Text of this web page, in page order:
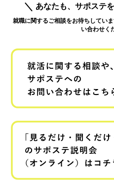
あなたも、サポステ
就職に関するご相談をお待ちしてい
い合わせく